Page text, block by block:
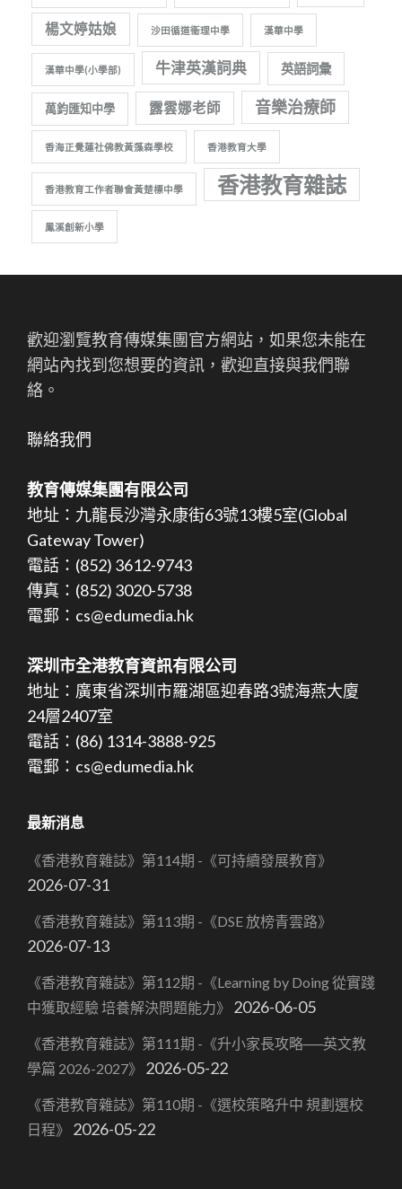
楊文婷姑娘 沙田循道衞理中學 漢華中學
漢華中學(小學部) 牛津英漢詞典 英語詞彙
萬鈞匯知中學 露雲娜老師 音樂治療師
香海正覺蓮社佛教黃藻森學校 香港教育大學
香港教育工作者聯會黃楚標中學 香港教育雜誌
鳳溪創新小學
歡迎瀏覽教育傳媒集團官方網站，如果您未能在
網站內找到您想要的資訊，歡迎直接與我們聯
絡。
聯絡我們
教育傳媒集團有限公司
地址：九龍長沙灣永康街63號13樓5室(Global
Gateway Tower)
電話：(852) 3612-9743
傳真：(852) 3020-5738
電郵：cs@edumedia.hk
深圳市全港教育資訊有限公司
地址：廣東省深圳市羅湖區迎春路3號海燕大廈
24層2407室
電話：(86) 1314-3888-925
電郵：cs@edumedia.hk
最新消息
《香港教育雜誌》第114期 -《可持續發展教育》
2026-07-31
《香港教育雜誌》第113期 -《DSE 放榜青雲路》
2026-07-13
《香港教育雜誌》第112期 -《Learning by Doing 從實踐
中獲取經驗 培養解決問題能力》
2026-06-05
《香港教育雜誌》第111期 -《升小家長攻略──英文教
學篇 2026-2027》
2026-05-22
《香港教育雜誌》第110期 -《選校策略升中 規劃選校
日程》
2026-05-22